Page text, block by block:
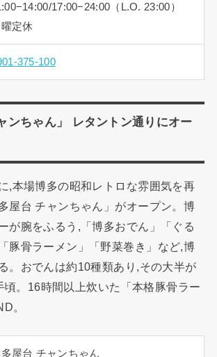
17:00−24:00（L.O. 23:00）
曜定休
375-100
ンちゃん」 レタントン通りにオー
,本場博多の昭和レトロな雰囲気を再
屋台 チャンちゃん」がオープン。博
が腕をふるう,「博多おでん」「ぐる
豚骨ラーメン」「野菜巻き」など,博
。おでんは約10種類あり,その大半が
頃。16時間以上炊いた「本格豚骨ラー
。
屋台 チャンちゃん